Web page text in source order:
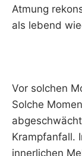
Atmung
als lebend
Vor solchen
Solche
Krampfanfall.
innerlichen